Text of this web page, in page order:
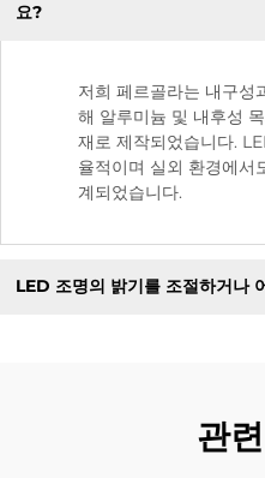
요?
저희 페르골라는 내구성
해 알루미늄 및 내후성
재로 제작되었습니다.
율적이며 실외 환경에서
계되었습니다.
LED 조명의 밝기를 조절하거나
관